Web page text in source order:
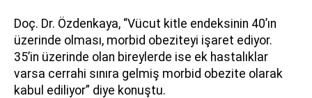
Doç. Dr. Özdenkaya, “Vücut kitle endeksinin 40’ın
üzerinde olması, morbid obeziteyi işaret ediyor.
35’in üzerinde olan bireylerde ise ek hastalıklar
varsa cerrahi sınıra gelmiş morbid obezite olarak
kabul ediliyor” diye konuştu.